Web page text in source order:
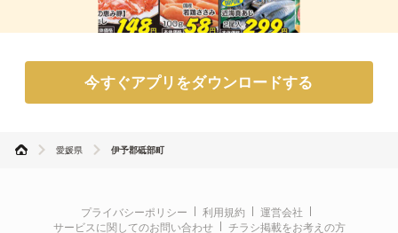
今すぐアプリをダウンロードする
愛媛県 伊予郡砥部町
プライバシーポリシー 利用規約
運営会社
サービスに関してのお問い合わせ
チラシ掲載をお考えの方